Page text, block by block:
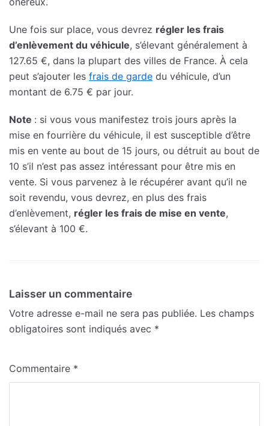
Une fois sur place, vous devrez régler les frais
d’enlèvement du véhicule, s’élevant généralement à
127.65 €, dans la plupart des villes de France. À cela
peut s’ajouter les frais de garde du véhicule, d’un
montant de 6.75 € par jour.
Note : si vous vous manifestez trois jours après la
mise en fourrière du véhicule, il est susceptible d’être
mis en vente au bout de 15 jours, ou détruit au bout de
10 s’il n’est pas assez intéressant pour être mis en
vente. Si vous parvenez à le récupérer avant qu’il ne
soit revendu, vous devrez, en plus des frais
d’enlèvement, régler les frais de mise en vente,
s’élevant à 100 €.
Laisser un commentaire
Votre adresse e-mail ne sera pas publiée. Les champs
obligatoires sont indiqués avec *
Commentaire *